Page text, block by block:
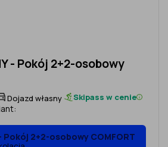
- Pokój 2+2-osobowy
Dojazd własny Skipass w cenie
- Pokój 2+2-osobowy COMFORT